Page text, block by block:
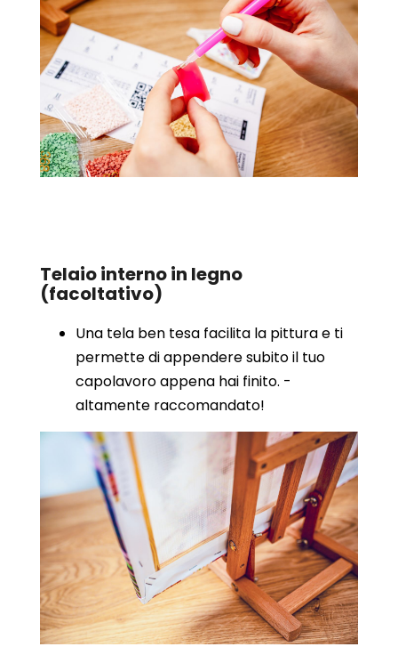
Telaio interno in legno
(facoltativo)
Una tela ben tesa facilita la pittura e ti
permette di appendere subito il tuo
capolavoro appena hai finito. -
altamente raccomandato!